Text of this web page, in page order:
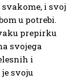
i svoj
u potrebi.
prepirku
svojega
i
svoju